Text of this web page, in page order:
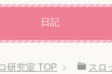
日記
研究室 TOP スロ